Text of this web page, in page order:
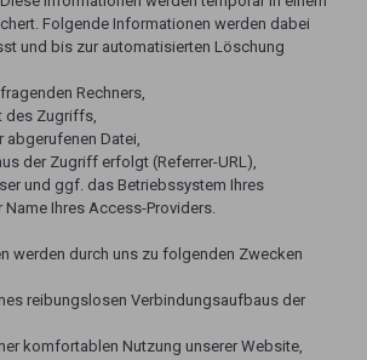
Folgende Informationen werden dabei
und bis zur automatisierten Löschung
Rechners,
des Zugriffs,
abgerufenen Datei,
der Zugriff erfolgt (Referrer-URL),
und ggf. das Betriebssystem Ihres
Name Ihres Access-Providers.
werden durch uns zu folgenden Zwecken
reibungslosen Verbindungsaufbaus der
komfortablen Nutzung unserer Website,